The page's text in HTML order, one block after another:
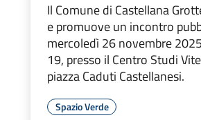
Il Comune di Castellana
e promuove un incontro
mercoledì 26 novembre
19, presso il Centro Studi
piazza Caduti Castellanesi.
Spazio Verde